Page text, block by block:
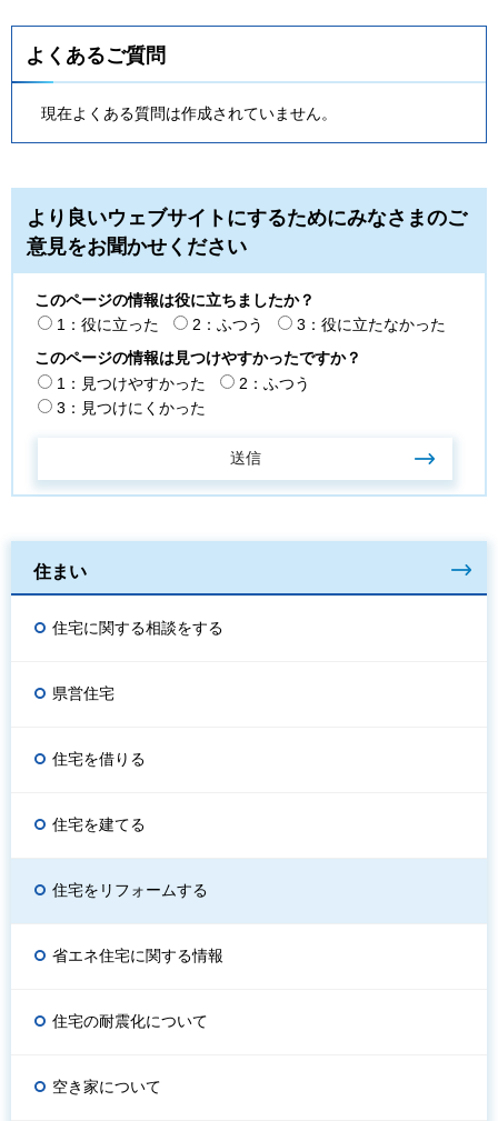
よくあるご質問
現在よくある質問は作成されていません。
より良いウェブサイトにするためにみなさまのご
意見をお聞かせください
このページの情報は役に立ちましたか？
1：役に立った
2：ふつう
3：役に立たなかった
このページの情報は見つけやすかったですか？
1：見つけやすかった
2：ふつう
3：見つけにくかった
住まい
住宅に関する相談をする
県営住宅
住宅を借りる
住宅を建てる
住宅をリフォームする
省エネ住宅に関する情報
住宅の耐震化について
空き家について